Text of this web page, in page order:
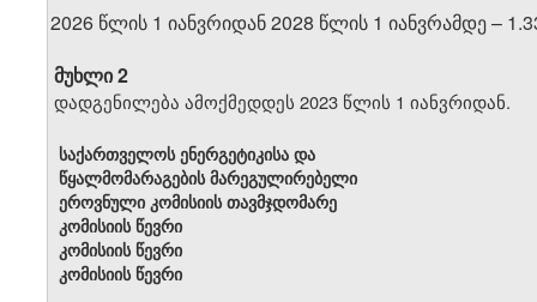
ბ) 2026 წლის 1 იანვრიდან 2028 წლის 1 იანვრამდე –
მუხლი 2
დადგენილება ამოქმედდეს 2023 წლის 1 იანვრიდან.
საქართველოს ენერგეტიკისა და
წყალმომარაგების მარეგულირებელი
ეროვნული კომისიის თავმჯდომარე
კომისიის წევრი
კომისიის წევრი
კომისიის წევრი